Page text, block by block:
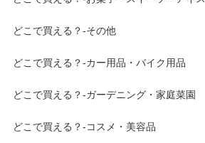
どこで買える？-その他
どこで買える？-カー用品・バイク用品
どこで買える？-ガーデニング・家庭菜園
どこで買える？-コスメ・美容品